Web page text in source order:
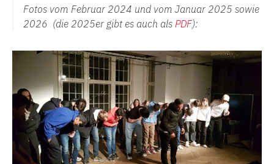
Fotos vom Februar 2024 und vom Januar 2025 sowie
2026 (die 2025er gibt es auch als PDF):